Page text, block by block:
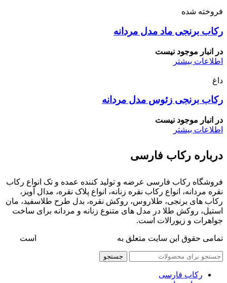
فروخته شده
رکاب برنجی ماد مدل مردانه
در انبار موجود نیست
اطلاعات بیشتر
داغ
رکاب برنجی زئوس مدل مردانه
در انبار موجود نیست
اطلاعات بیشتر
درباره رکاب فارسی
فروشگاه رکاب فارسی عرضه و تولید کننده عمده و تک انواع رکاب
نقره مردانه، انواع رکاب نقره زنانه، انواع پلاک نقره، مدال آویز،
رکاب های برنجی، طلاروس، روکش نقره، بدل طرح طلاسفید، مان
استیل، روکش طلا در مدل های متنوع زنانه و مردانه برای ساخت
جواهرات و زیورالات است.
تمامی حقوق این سایت متعلق به است
جستجو
رکاب فارسی